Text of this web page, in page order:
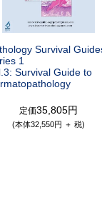
Survival
1
Survival Guide to
定価35,805円
(本体32,550円 ＋ 税)